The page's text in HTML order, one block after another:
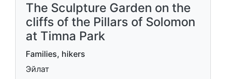
The Sculpture Garden on the
cliffs of the Pillars of Solomon
at Timna Park
Families, hikers
Эйлат